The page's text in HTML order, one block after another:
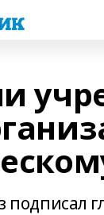
подписал